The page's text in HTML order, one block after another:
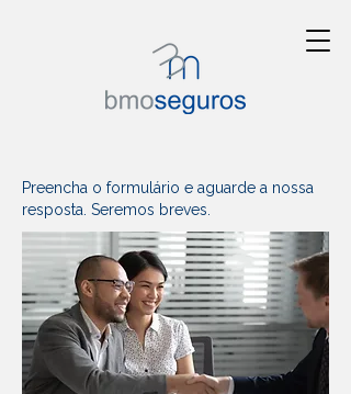
Preencha o formulário e aguarde a nossa
resposta. Seremos breves.